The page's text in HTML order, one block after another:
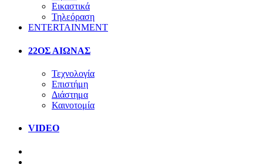
Εικαστικά
Τηλεόραση
ENTERTAINMENT
22ΟΣ ΑΙΩΝΑΣ
Τεχνολογία
Επιστήμη
Διάστημα
Καινοτομία
VIDEO